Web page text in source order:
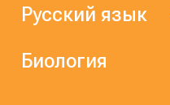
Русский язык
Биология